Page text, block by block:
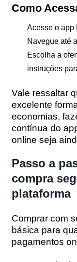
Como
Acesse o app
Navegue até
Escolha a
instruções
Vale ressaltar
excelente
economias,
contínua do
online seja
Passo a
compra
plataforma
Comprar com
básica para
pagamentos